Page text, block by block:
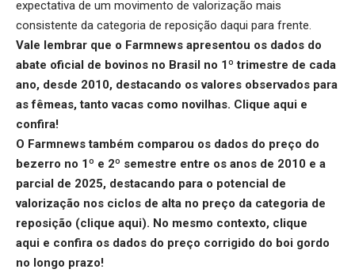
expectativa de um movimento de valorização mais
consistente da categoria de reposição daqui para frente.
Vale lembrar que o Farmnews apresentou os dados do
abate oficial de bovinos no Brasil no 1º trimestre de cada
ano, desde 2010, destacando os valores observados para
as fêmeas, tanto vacas como novilhas. Clique aqui e
confira!
O Farmnews também comparou os dados do preço do
bezerro no 1º e 2º semestre entre os anos de 2010 e a
parcial de 2025, destacando para o potencial de
valorização nos ciclos de alta no preço da categoria de
reposição (clique aqui). No mesmo contexto, clique
aqui e confira os dados do preço corrigido do boi gordo
no longo prazo!